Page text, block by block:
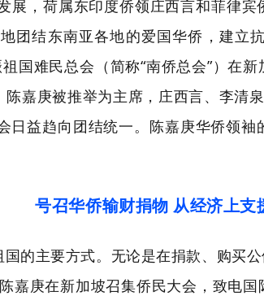
展，荷属东印度侨领庄西言和菲律
团结东南亚各地的爱国华侨，建立
国难民总会（简称“南侨总会”）在
嘉庚被推举为主席，庄西言、李清
日益趋向团结统一。陈嘉庚华侨领
号召华侨输财捐物 从经济上支
的主要方式。无论是在捐款、购买
嘉庚在新加坡召集侨民大会，致电